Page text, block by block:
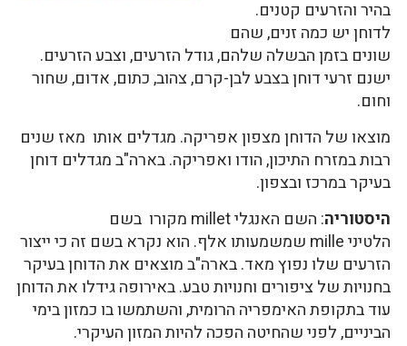
בהיר והזרעים קטנים.
לדוחן יש כמה זנים, שהם
שונים בזמן הבשלה שלהם, גודל הזרעים, וצבע הזרעים.
ישנם זרעי דוחן בצבע לבן-קרם, צהוב, כתום, אדום, שחור
וחום.
מוצאו של הדוחן מצפון אפריקה. מגדלים אותו מאז שנים
רבות במזרח התיכון, הודו ואפריקה. בארה"ב מגדלים דוחן
בעיקר במרכז ובצפון.
היסטוריה
: השם האנגלי millet מקורו בשם
הלטיני mille שמשמעותו אלף. הוא נקרא בשם זה כי ייצור
הזרעים שלו נפוץ מאד. בארה"ב מוצאים את הדוחן בעיקר
בחנויות של ציפורים וחנויות טבע. באירופה גידלו את הדוחן
עוד בתקופת האימפריה הרומית, והשתמשו בו כמזון בימי
הביניים, לפני שהחיטה הפכה להיות המזון העיקרי.